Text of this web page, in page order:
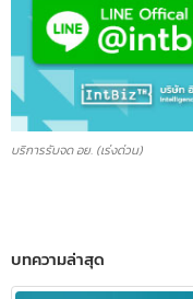
บริการรับจด อย. (เร่งด่วน)